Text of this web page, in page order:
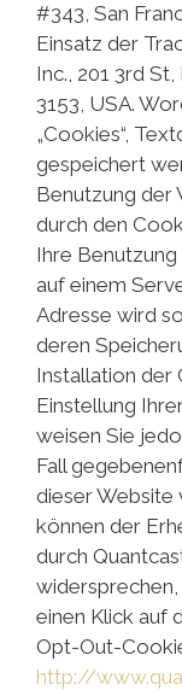
#343, San
Einsatz der
Inc., 201 3rd
3153, USA.
„Cookies“,
gespeichert
Benutzung der
durch den
Ihre
auf einem
Adresse wird
deren
Installation der
Einstellung
weisen Sie
Fall
dieser Website
können der
durch
einen Klick auf
Opt-Out-
http://